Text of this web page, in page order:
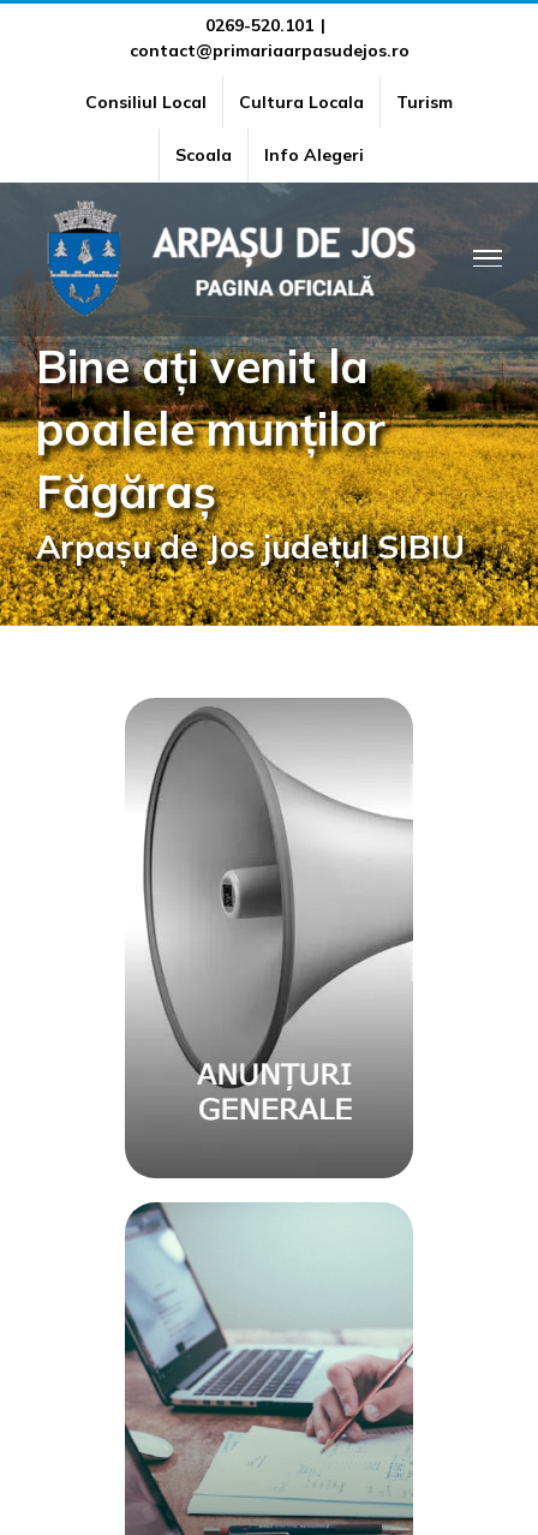
0269-520.101 |
contact@primariaarpasudejos.ro
Consiliul Local Cultura Locala Turism
Scoala Info Alegeri
Bine ați venit la
poalele munților
Făgăraș
Arpașu de Jos județul SIBIU